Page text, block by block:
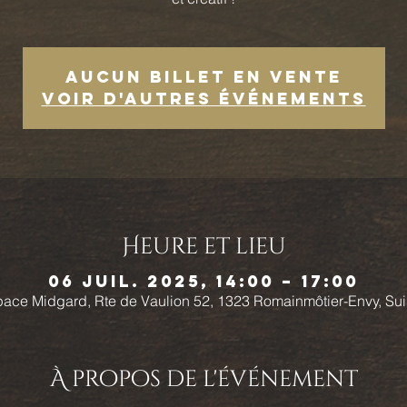
Aucun billet en vente
Voir d'autres événements
Heure et lieu
06 juil. 2025, 14:00 – 17:00
Midgard, Rte de Vaulion 52, 1323 Romainmôtier-Envy,
À propos de l'événement